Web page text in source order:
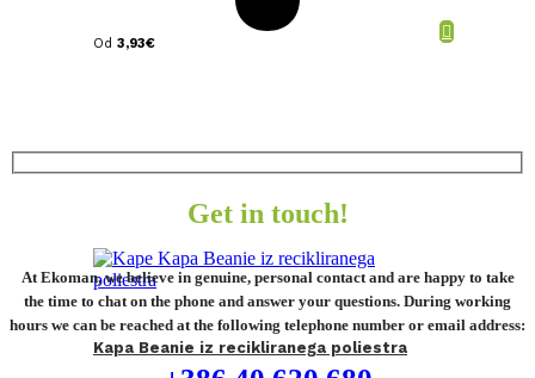
Od 3,93€
Kapa Beanie iz recikliranega poliestra
Get in touch!
At Ekoman, we believe in genuine, personal contact and are happy to take
the time to chat on the phone and answer your questions. During working
hours we can be reached at the following telephone number or email address: